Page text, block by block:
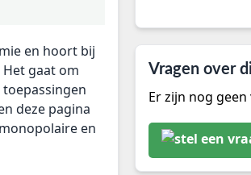
en hoort bij
gaat om
deze pagina
en
Vragen over
Er zijn nog